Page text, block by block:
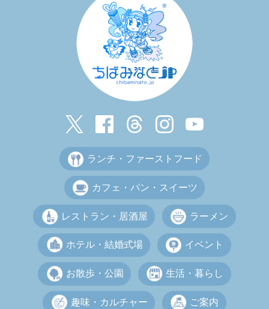
ランチ・ファーストフード
カフェ・パン・スイーツ
レストラン・居酒屋 ラーメン
ホテル・結婚式場 イベント
お散歩・公園 生活・暮らし
趣味・カルチャー ご案内